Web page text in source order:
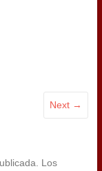
Next →
Los